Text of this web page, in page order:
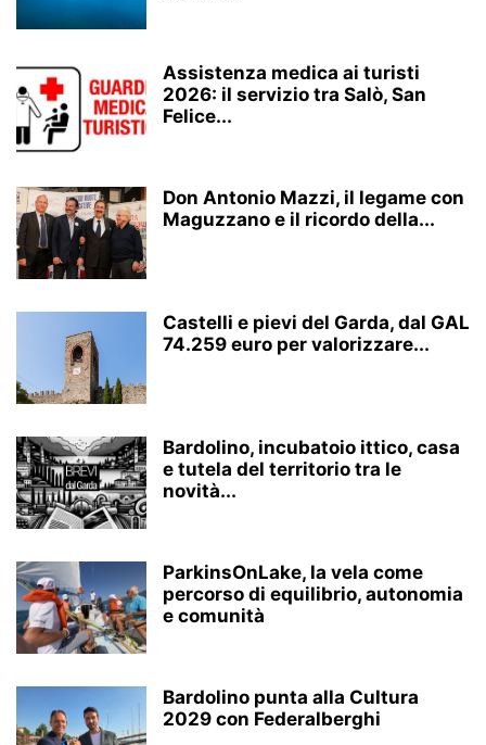
Assistenza medica ai turisti
2026: il servizio tra Salò, San
Felice...
Don Antonio Mazzi, il legame con
Maguzzano e il ricordo della...
Castelli e pievi del Garda, dal GAL
74.259 euro per valorizzare...
Bardolino, incubatoio ittico, casa
e tutela del territorio tra le
novità...
ParkinsOnLake, la vela come
percorso di equilibrio, autonomia
e comunità
Bardolino punta alla Cultura
2029 con Federalberghi